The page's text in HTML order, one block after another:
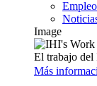
Image
El trabajo del
Más